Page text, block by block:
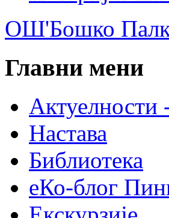
ОШ'Бошко
Главни мени
Актуелности
Настава
Библиотека
еКо-блог